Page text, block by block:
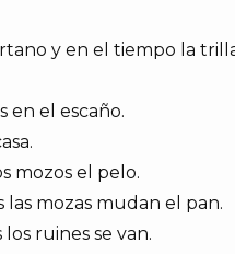
y en el tiempo la trilla
en el escaño.
mozos el pelo.
las mozas mudan el pan.
ruines se van.